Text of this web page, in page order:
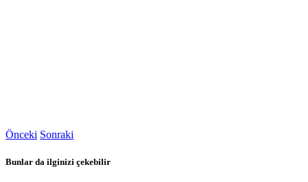
Önceki Sonraki
Bunlar da ilginizi çekebilir